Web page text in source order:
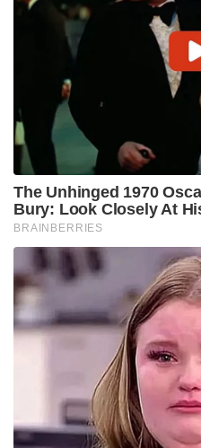
The Unhinged 1970
Bury: Look Closely At
BRAINBERRIES